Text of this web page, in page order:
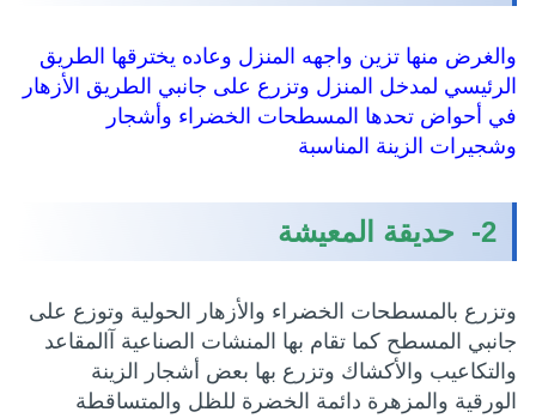
والغرض منها تزين واجهه المنزل وعاده يخترقها الطريق
الرئيسي لمدخل المنزل وتزرع على جانبي الطريق الأزهار
في أحواض تحدها المسطحات الخضراء وأشجار
وشجيرات الزينة المناسبة
2- حديقة المعيشة
وتزرع بالمسطحات الخضراء والأزهار الحولية وتوزع على
جانبي المسطح كما تقام بها المنشات الصناعية آالمقاعد
والتكاعيب والأكشاك وتزرع بها بعض أشجار الزينة
الورقية والمزهرة دائمة الخضرة للظل والمتساقطة